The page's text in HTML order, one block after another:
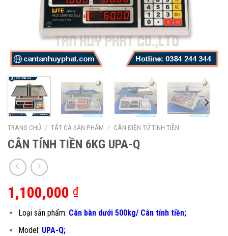
TRANG CHỦ / TẤT CẢ SẢN PHẨM / CÂN ĐIỆN TỬ TÍNH TIỀN
CÂN TÍNH TIỀN 6KG UPA-Q
1,100,000 ₫
Loại sản phẩm: Cân bàn dưới 500kg/ Cân tính tiền;
Model: UPA-Q;